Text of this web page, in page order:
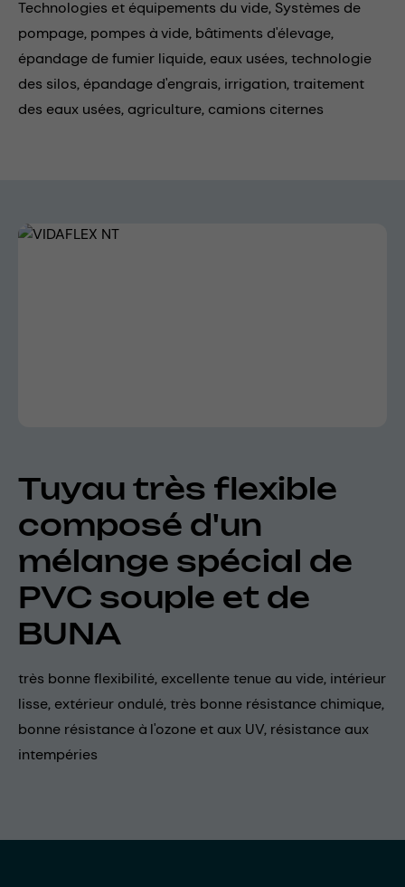
Technologies et équipements du vide, Systèmes de
pompage, pompes à vide, bâtiments d'élevage,
épandage de fumier liquide, eaux usées,technologie
des silos, épandage d'engrais, irrigation,traitement
des eaux usées, agriculture, camions citernes
Skip image gallery
Tuyau très flexible
composé d'un
mélange spécial de
PVC souple et de
BUNA
très bonne flexibilité, excellente tenue au vide, intérieur
lisse, extérieur ondulé, très bonne résistance chimique,
bonne résistance à l'ozone et aux UV, résistance aux
intempéries